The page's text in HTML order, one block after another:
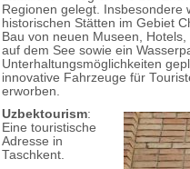
Regionen gelegt. Insbesondere
historischen Stätten im Gebiet
Bau von neuen Museen,
auf dem See sowie ein
Unterhaltungsmöglichkeiten
innovative Fahrzeuge für
erworben.
Uzbektourism:
Eine touristische
Adresse in
Taschkent.